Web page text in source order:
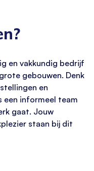
en vakkundig bedrijf
gebouwen. Denk
en
een informeel team
gaat. Jouw
staan bij dit